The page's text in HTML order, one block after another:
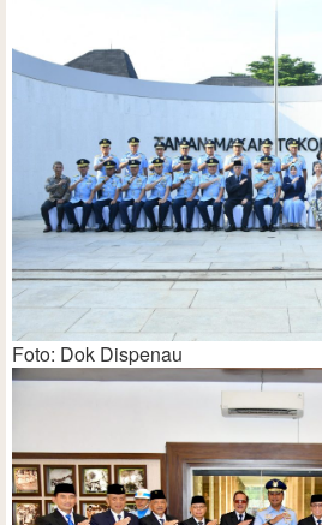
Foto: Dok Dispenau